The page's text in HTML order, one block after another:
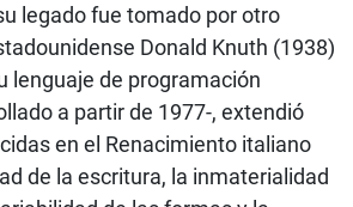
legado fue tomado por otro
Donald Knuth (1938)
lenguaje de programación
a partir de 1977-, extendió
en el Renacimiento italiano
de la escritura, la inmaterialidad